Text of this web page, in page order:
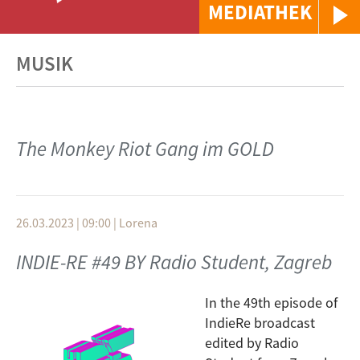
MEDIATHEK
MUSIK
The Monkey Riot Gang im GOLD
26.03.2023 | 09:00 | Lorena
INDIE-RE #49 BY Radio Student, Zagreb
In the 49th episode of
IndieRe broadcast
edited by Radio